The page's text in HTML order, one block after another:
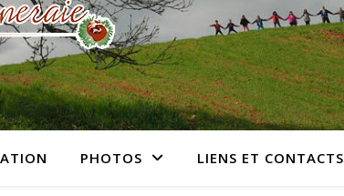
PHOTOS LIENS ET CONTACTS